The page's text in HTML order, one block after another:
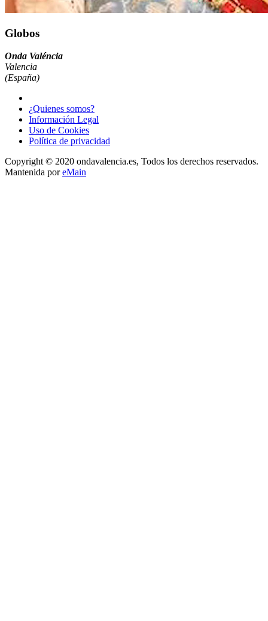
Globos
Onda Valéncia
Valencia
(España)
¿Quienes somos?
Información Legal
Uso de Cookies
Política de privacidad
Copyright © 2020 ondavalencia.es, Todos los derechos reservados.
Mantenida poreMain